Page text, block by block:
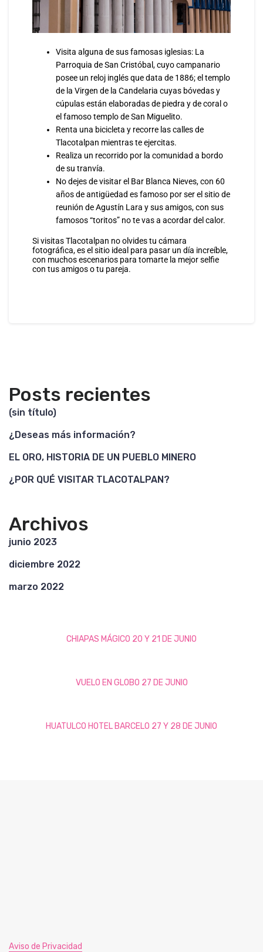
Visita alguna de sus famosas iglesias: La
Parroquia de San Cristóbal, cuyo campanario
posee un reloj inglés que data de 1886; el templo
de la Virgen de la Candelaria cuyas bóvedas y
cúpulas están elaboradas de piedra y de coral o
el famoso templo de San Miguelito.
Renta una bicicleta y recorre las calles de
Tlacotalpan mientras te ejercitas.
Realiza un recorrido por la comunidad a bordo
de su tranvía.
No dejes de visitar el Bar Blanca Nieves, con 60
años de antigüedad es famoso por ser el sitio de
reunión de Agustín Lara y sus amigos, con sus
famosos “toritos” no te vas a acordar del calor.
Si visitas Tlacotalpan no olvides tu cámara
fotográfica, es el sitio ideal para pasar un día increíble,
con muchos escenarios para tomarte la mejor selfie
con tus amigos o tu pareja.
Posts recientes
(sin título)
¿Deseas más información?
EL ORO, HISTORIA DE UN PUEBLO MINERO
¿POR QUÉ VISITAR TLACOTALPAN?
Archivos
junio 2023
diciembre 2022
marzo 2022
CHIAPAS MÁGICO 20 Y 21 DE JUNIO
VUELO EN GLOBO 27 DE JUNIO
HUATULCO HOTEL BARCELO 27 Y 28 DE JUNIO
Aviso de Privacidad